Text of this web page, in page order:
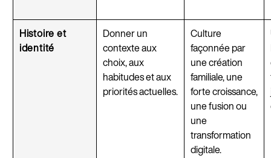
Histoire et
identité
Donner un
contexte aux
choix, aux
habitudes et aux
priorités actuelles.
Culture
façonnée par
une création
familiale, une
forte croissance,
une fusion ou
une
transformation
digitale.